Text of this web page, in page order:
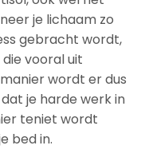
je lichaam zo
gebracht wordt,
vooral uit
wordt er dus
je harde werk in
teniet wordt
bed in.